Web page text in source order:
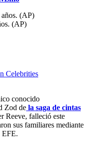
(AP)
Celebrities
conocido
Zod de la saga de cintas
Reeve, falleció este
sus familiares mediante
EFE.